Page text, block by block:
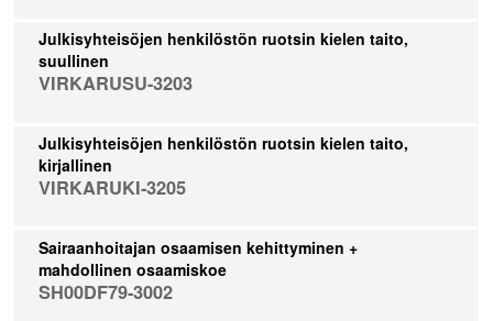
Julkisyhteisöjen henkilöstön ruotsin kielen taito,
suullinen
VIRKARUSU-3203
Julkisyhteisöjen henkilöstön ruotsin kielen taito,
kirjallinen
VIRKARUKI-3205
Sairaanhoitajan osaamisen kehittyminen +
mahdollinen osaamiskoe
SH00DF79-3002